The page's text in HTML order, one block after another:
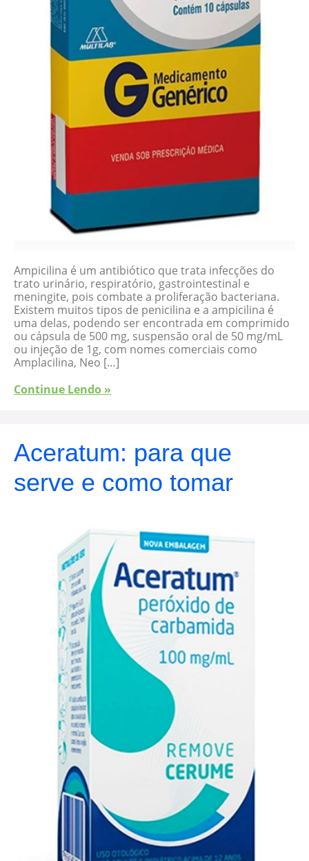
Ampicilina é um antibiótico que trata infecções do
trato urinário, respiratório, gastrointestinal e
meningite, pois combate a proliferação bacteriana.
Existem muitos tipos de penicilina e a ampicilina é
uma delas, podendo ser encontrada em comprimido
ou cápsula de 500 mg, suspensão oral de 50 mg/mL
ou injeção de 1g, com nomes comerciais como
Amplacilina, Neo […]
Continue Lendo »
Aceratum: para que
serve e como tomar